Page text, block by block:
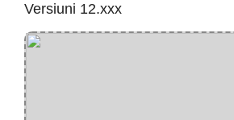
Versiuni 12.xxx